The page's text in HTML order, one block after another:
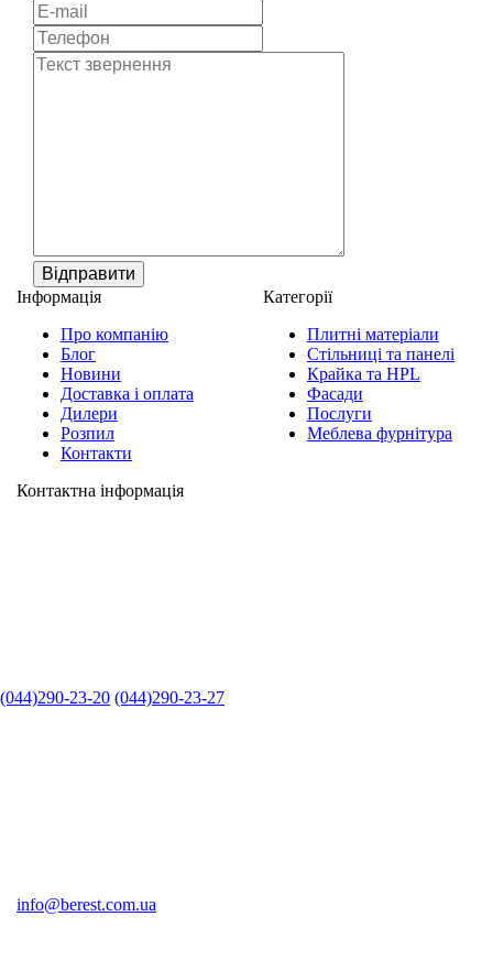
Відправити
Інформація
Про компанію
Блог
Новини
Доставка і оплата
Дилери
Розпил
Контакти
Категорії
Плитні матеріали
Стільниці та панелі
Крайка та HPL
Фасади
Послуги
Меблева фурнітура
Контактна інформація
(044)290-23-20 (044)290-23-27
info@berest.com.ua